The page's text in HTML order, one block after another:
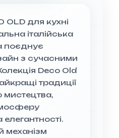
OLD для кухні
італійська
поєднує
з сучасними
Deco Old
традиції
мистецтва,
механізм